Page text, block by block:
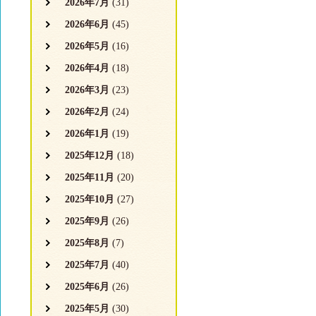
2026年7月 (31)
2026年6月 (45)
2026年5月 (16)
2026年4月 (18)
2026年3月 (23)
2026年2月 (24)
2026年1月 (19)
2025年12月 (18)
2025年11月 (20)
2025年10月 (27)
2025年9月 (26)
2025年8月 (7)
2025年7月 (40)
2025年6月 (26)
2025年5月 (30)